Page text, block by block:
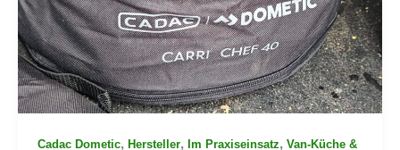
Cadac Dometic, Hersteller, Im Praxiseinsatz, Van-Küche &